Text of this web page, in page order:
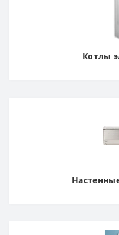
Котлы